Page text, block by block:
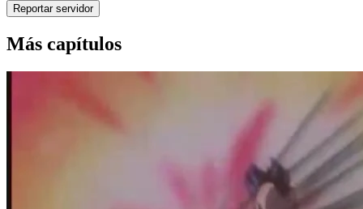
Reportar servidor
Más capítulos